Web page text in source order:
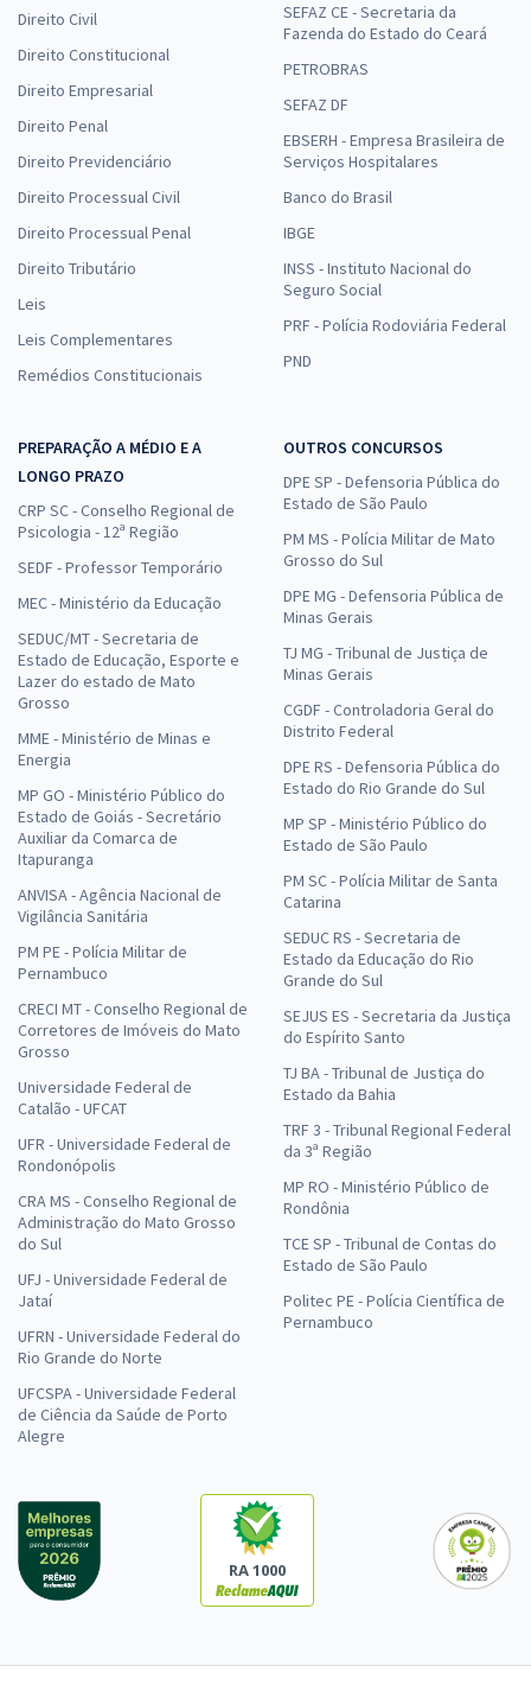
Direito Civil
Direito Constitucional
Direito Empresarial
Direito Penal
Direito Previdenciário
Direito Processual Civil
Direito Processual Penal
Direito Tributário
Leis
Leis Complementares
Remédios Constitucionais
SEFAZ CE - Secretaria da
Fazenda do Estado do Ceará
PETROBRAS
SEFAZ DF
EBSERH - Empresa Brasileira de
Serviços Hospitalares
Banco do Brasil
IBGE
INSS - Instituto Nacional do
Seguro Social
PRF - Polícia Rodoviária Federal
PND
PREPARAÇÃO A MÉDIO E A
LONGO PRAZO
CRP SC - Conselho Regional de
Psicologia - 12ª Região
SEDF - Professor Temporário
MEC - Ministério da Educação
SEDUC/MT - Secretaria de
Estado de Educação, Esporte e
Lazer do estado de Mato
Grosso
MME - Ministério de Minas e
Energia
MP GO - Ministério Público do
Estado de Goiás - Secretário
Auxiliar da Comarca de
Itapuranga
ANVISA - Agência Nacional de
Vigilância Sanitária
PM PE - Polícia Militar de
Pernambuco
CRECI MT - Conselho Regional de
Corretores de Imóveis do Mato
Grosso
Universidade Federal de
Catalão - UFCAT
UFR - Universidade Federal de
Rondonópolis
CRA MS - Conselho Regional de
Administração do Mato Grosso
do Sul
UFJ - Universidade Federal de
Jataí
UFRN - Universidade Federal do
Rio Grande do Norte
UFCSPA - Universidade Federal
de Ciência da Saúde de Porto
Alegre
OUTROS CONCURSOS
DPE SP - Defensoria Pública do
Estado de São Paulo
PM MS - Polícia Militar de Mato
Grosso do Sul
DPE MG - Defensoria Pública de
Minas Gerais
TJ MG - Tribunal de Justiça de
Minas Gerais
CGDF - Controladoria Geral do
Distrito Federal
DPE RS - Defensoria Pública do
Estado do Rio Grande do Sul
MP SP - Ministério Público do
Estado de São Paulo
PM SC - Polícia Militar de Santa
Catarina
SEDUC RS - Secretaria de
Estado da Educação do Rio
Grande do Sul
SEJUS ES - Secretaria da Justiça
do Espírito Santo
TJ BA - Tribunal de Justiça do
Estado da Bahia
TRF 3 - Tribunal Regional Federal
da 3ª Região
MP RO - Ministério Público de
Rondônia
TCE SP - Tribunal de Contas do
Estado de São Paulo
Politec PE - Polícia Científica de
Pernambuco
RA 1000